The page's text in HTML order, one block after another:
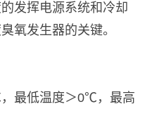
发挥电源系统和冷却
氧发生器的关键。
最低温度＞0℃，最高